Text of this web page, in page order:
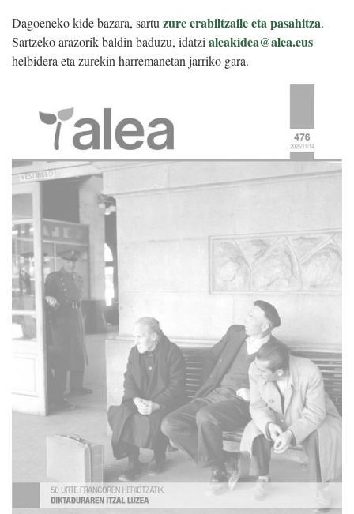
Dagoeneko kide bazara, sartu zure erabiltzaile eta pasahitza.
Sartzeko arazorik baldin baduzu, idatzi aleakidea@alea.eus
helbidera eta zurekin harremanetan jarriko gara.